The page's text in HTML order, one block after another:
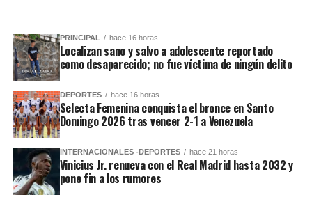
PRINCIPAL hace 16 horas
Localizan sano y salvo a adolescente reportado
como desaparecido; no fue víctima de ningún delito
DEPORTES hace 16 horas
Selecta Femenina conquista el bronce en Santo
Domingo 2026 tras vencer 2-1 a Venezuela
INTERNACIONALES -DEPORTES hace 21 horas
Vinicius Jr. renueva con el Real Madrid hasta 2032 y
pone fin a los rumores